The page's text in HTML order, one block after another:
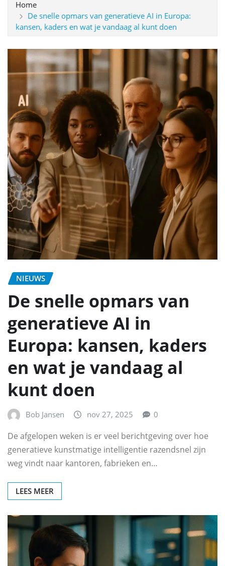
Home
De snelle opmars van generatieve AI in Europa:
kansen, kaders en wat je vandaag al kunt doen
NIEUWS
De snelle opmars van
generatieve AI in
Europa: kansen, kaders
en wat je vandaag al
kunt doen
Bob Jansen nov 27, 2025 0
De afgelopen weken is er veel berichtgeving over hoe
generatieve kunstmatige intelligentie razendsnel zijn
weg vindt naar kantoren, fabrieken en…
LEES MEER